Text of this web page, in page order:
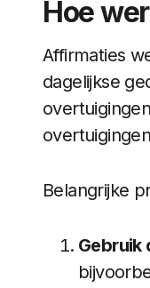
Hoe
Affirmaties
dagelijkse
Belangrijke
Gebruik